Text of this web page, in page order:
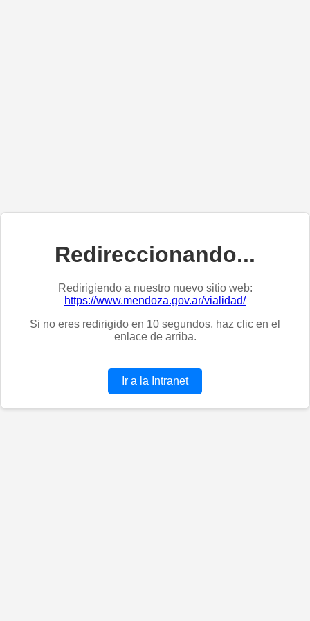
Redireccionando...
Redirigiendo a nuestro nuevo sitio web:
https://www.mendoza.gov.ar/vialidad/
Si no eres redirigido en 10 segundos, haz clic en el
enlace de arriba.
Ir a la Intranet